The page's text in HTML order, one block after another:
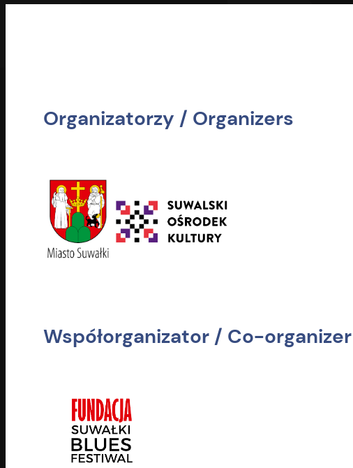
Organizatorzy / Organizers
Współorganizator / Co-organizer